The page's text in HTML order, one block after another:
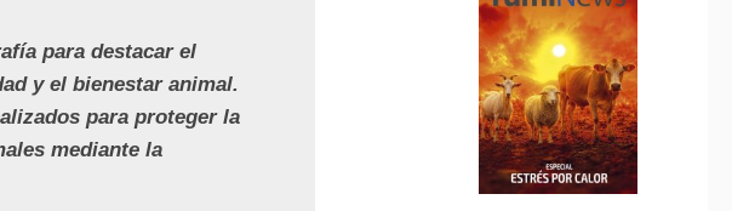
para destacar el
y el bienestar animal.
para proteger la
mediante la